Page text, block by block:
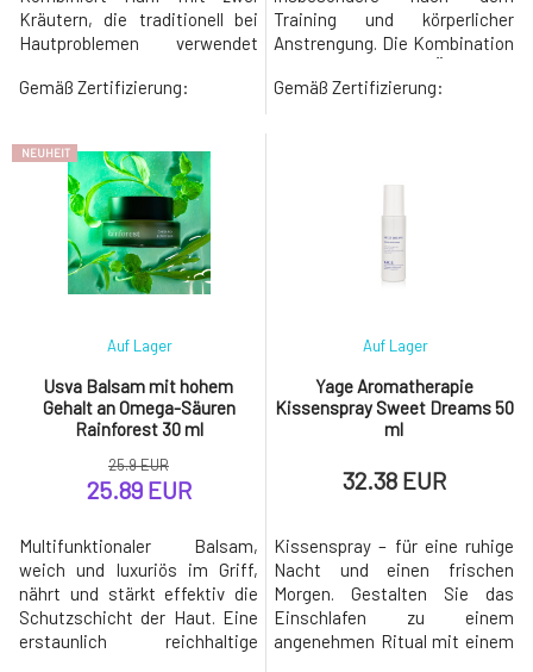
Kräutern, die traditionell bei
Hautproblemen verwendet
Wildes Stiefmütterchen. Die
bei Anzeichen der
Hautalterung wie Falten,
unelastischer und trockener
Haut angewendet werden.
Gemäß Zertifizierung:
Training und körperlicher
Anstrengung. Die Kombination
Lavendel, Eukalyptus und
lindert Muskelschmerzen,
Training und körperlicher
Anstrengung. M
Gemäß Zertifizierung:
NEUHEIT
Usva Balsam mit hohem
Gehalt an Omega-Säuren
Rainforest 30 ml
Auf Lager
25.9 EUR
25.89 EUR
Multifunktionaler Balsam,
weich und luxuriös im Griff,
nährt und stärkt effektiv die
Schutzschicht der Haut. Eine
erstaunlich reichhaltige
Yage Aromatherapie
Kissenspray Sweet Dreams 50
ml
Auf Lager
32.38 EUR
Kissenspray – für eine ruhige
Nacht und einen frischen
Morgen. Gestalten Sie das
Einschlafen zu einem
angenehmen Ritual mit einem